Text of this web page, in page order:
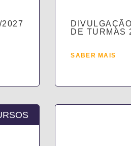
DE TURMAS
SABER MAIS